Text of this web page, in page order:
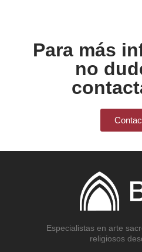
Para más
no
Especialistas en arte
religiosos